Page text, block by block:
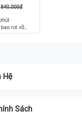
840.000đ
bao rơi vỡ
Hệ
Sách